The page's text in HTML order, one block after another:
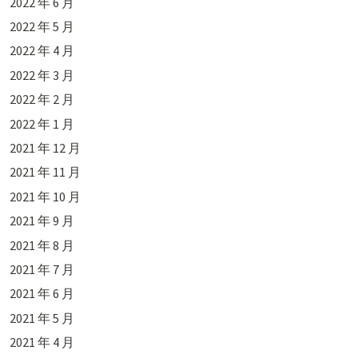
2022 年 5 月
2022 年 4 月
2022 年 3 月
2022 年 2 月
2022 年 1 月
2021 年 12 月
2021 年 11 月
2021 年 10 月
2021 年 9 月
2021 年 8 月
2021 年 7 月
2021 年 6 月
2021 年 5 月
2021 年 4 月